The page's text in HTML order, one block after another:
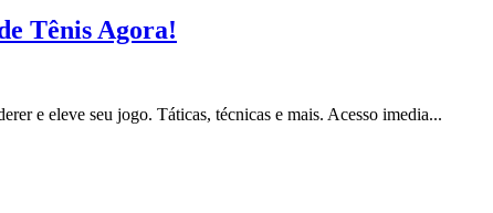
Tênis Agora!
e eleve seu jogo. Táticas, técnicas e mais. Acesso imedia...